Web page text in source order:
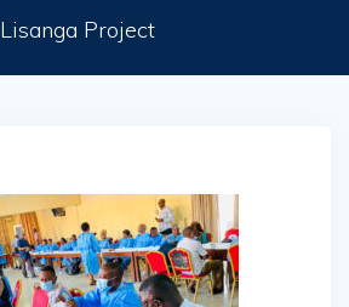
Lisanga Project